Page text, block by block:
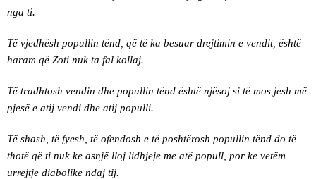
nga ti.
Të vjedhësh popullin tënd, që të ka besuar drejtimin e vendit, është
haram që Zoti nuk ta fal kollaj.
Të tradhtosh vendin dhe popullin tënd është njësoj si të mos jesh më
pjesë e atij vendi dhe atij populli.
Të shash, të fyesh, të ofendosh e të poshtërosh popullin tënd do të
thotë që ti nuk ke asnjë lloj lidhjeje me atë popull, por ke vetëm
urrejtje diabolike ndaj tij.